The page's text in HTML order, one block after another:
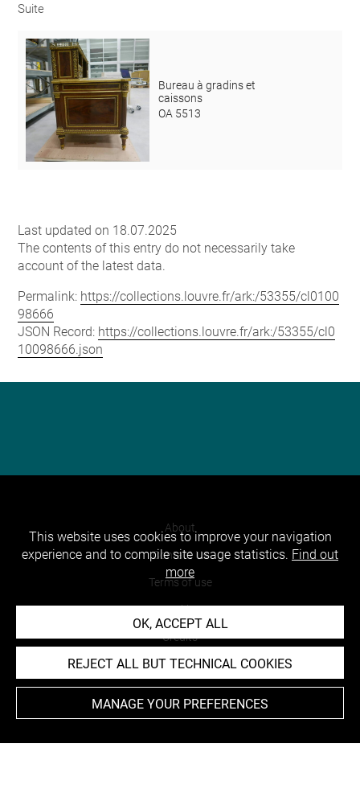
Suite
Bureau à gradins et
caissons
OA 5513
Last updated on 18.07.2025
The contents of this entry do not necessarily take
account of the latest data.
Permalink: https://collections.louvre.fr/ark:/53355/cl0100
98666
JSON Record: https://collections.louvre.fr/ark:/53355/cl0
10098666.json
About
Contact Us
Terms of use
Cookies
Credits
Accessibility : non compliant
This website uses cookies to improve your navigation
experience and to compile site usage statistics. Find out
more
OK, ACCEPT ALL
REJECT ALL BUT TECHNICAL COOKIES
MANAGE YOUR PREFERENCES